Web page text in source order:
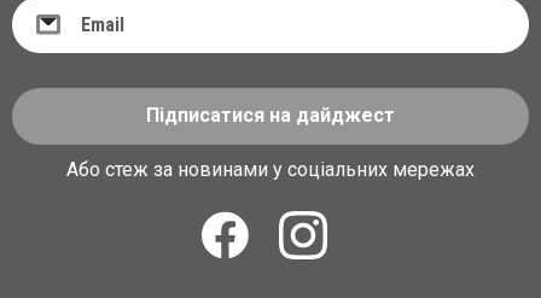
Підписатися на дайджест
Або стеж за новинами у соціальних мережах